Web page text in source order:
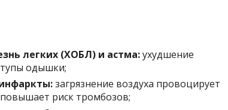
легких (ХОБЛ) и астма:ухудшение
одышки;
загрязнение воздуха провоцирует
риск тромбозов;